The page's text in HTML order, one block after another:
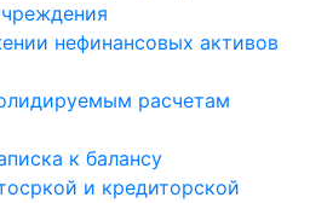
нефинансовых активов
расчетам
к балансу
и кредиторской